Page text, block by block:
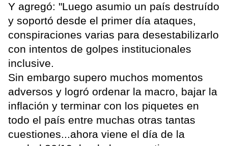
Y agregó: "Luego asumio un país destruído
y soportó desde el primer día ataques,
conspiraciones varias para desestabilizarlo
con intentos de golpes institucionales
inclusive.
Sin embargo supero muchos momentos
adversos y logró ordenar la macro, bajar la
inflación y terminar con los piquetes en
todo el país entre muchas otras tantas
cuestiones...ahora viene el día de la